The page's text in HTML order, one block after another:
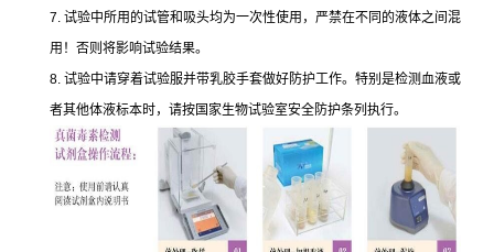
7. 试验中所用的试管和吸头均为一次性使用，严禁在不同的液体之间混
用！否则将影响试验结果。
8. 试验中请穿着试验服并带乳胶手套做好防护工作。特别是检测血液或
者其他体液标本时，请按国家生物试验室安全防护条列执行。